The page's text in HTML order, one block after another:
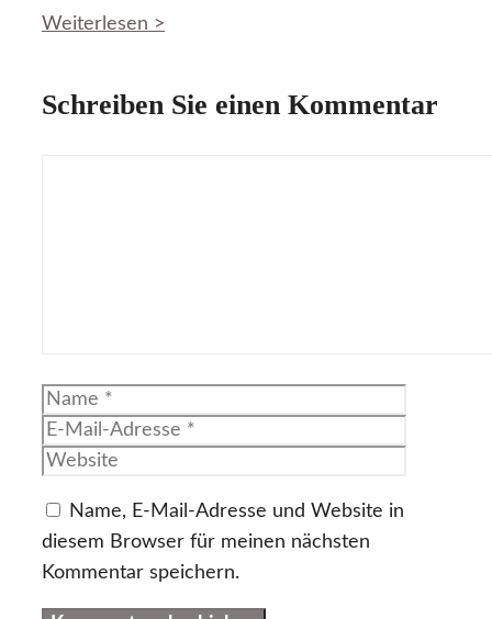
Weiterlesen >
Schreiben Sie einen Kommentar
Name
Name, E-Mail-Adresse und Website in
diesem Browser für meinen nächsten
Kommentar speichern.